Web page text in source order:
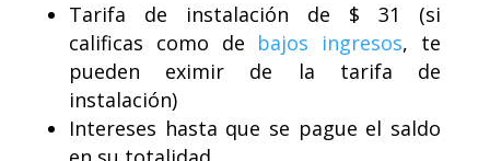
Tarifa de instalación de $ 31 (si
calificas como de bajos ingresos, te
pueden eximir de la tarifa de
instalación)
Intereses hasta que se pague el saldo